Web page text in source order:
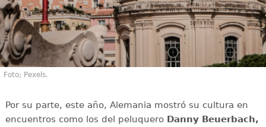
Foto; Pexels.
Por su parte, este año, Alemania mostró su cultura en
encuentros como los del peluquero Danny Beuerbach,